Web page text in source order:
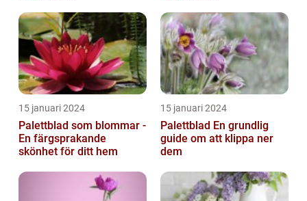
15 januari 2024
Palettblad som blommar -
En färgsprakande
skönhet för ditt hem
15 januari 2024
Palettblad En grundlig
guide om att klippa ner
dem